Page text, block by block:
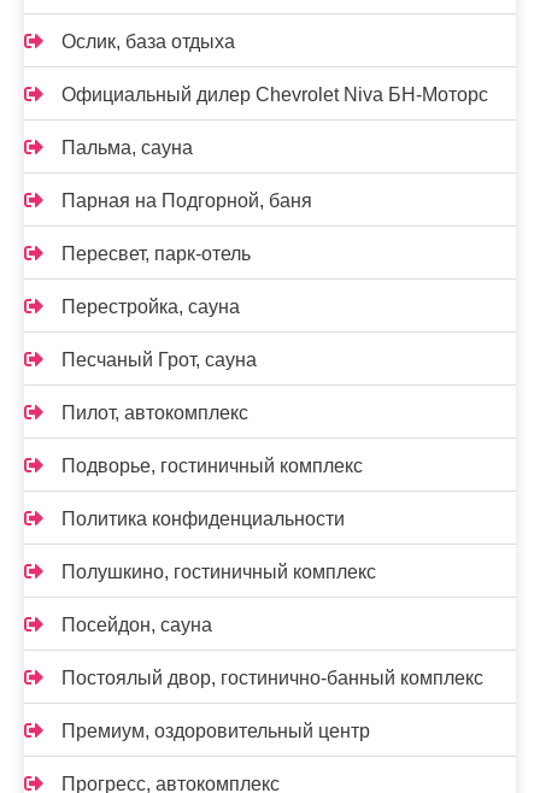
Ослик, база отдыха
Официальный дилер Chevrolet Niva БН-Моторс
Пальма, сауна
Парная на Подгорной, баня
Пересвет, парк-отель
Перестройка, сауна
Песчаный Грот, сауна
Пилот, автокомплекс
Подворье, гостиничный комплекс
Политика конфиденциальности
Полушкино, гостиничный комплекс
Посейдон, сауна
Постоялый двор, гостинично-банный комплекс
Премиум, оздоровительный центр
Прогресс, автокомплекс